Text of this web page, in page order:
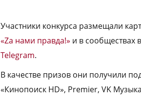
Участники конкурса размещали
«Zа нами правда!» и в сообществах
Telegram.
В качестве призов они получили
«Кинопоиск HD», Premier, VK